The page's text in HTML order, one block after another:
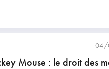
04/
Mouse : le droit des